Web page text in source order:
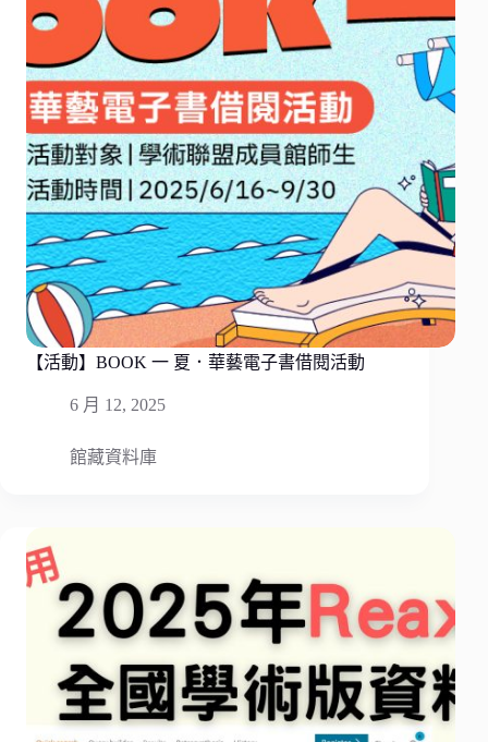
【活動】BOOK 一 夏．華藝電子書借閱活動
6 月 12, 2025
館藏資料庫